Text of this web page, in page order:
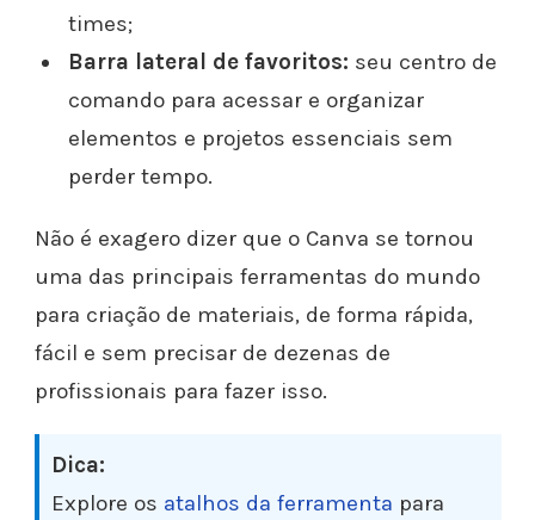
times;
Barra lateral de favoritos: seu centro de
comando para acessar e organizar
elementos e projetos essenciais sem
perder tempo.
Não é exagero dizer que o Canva se tornou
uma das principais ferramentas do mundo
para criação de materiais, de forma rápida,
fácil e sem precisar de dezenas de
profissionais para fazer isso.
Dica:
Explore os atalhos da ferramenta para